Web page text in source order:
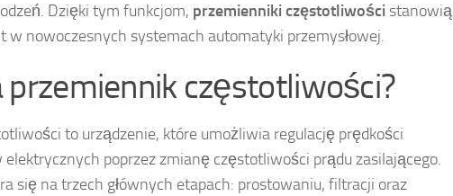
Dzięki tym funkcjom, przemienniki częstotliwości stanowią
w nowoczesnych systemach automatyki przemysłowej.
przemiennik częstotliwości?
to urządzenie, które umożliwia regulację prędkości
poprzez zmianę częstotliwości prądu zasilającego.
się na trzech głównych etapach: prostowaniu, filtracji oraz